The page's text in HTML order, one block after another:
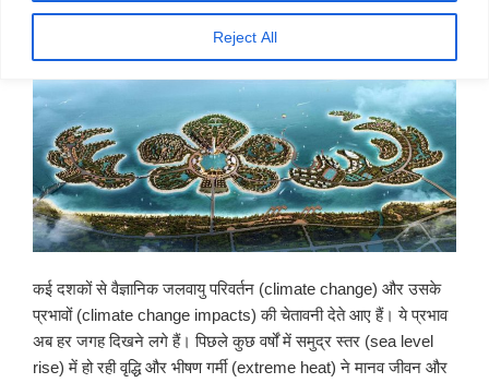
Reject All
ज़ुबैर सिद्दिकी
कई दशकों से वैज्ञानिक जलवायु परिवर्तन (climate change) और उसके
प्रभावों (climate change impacts) की चेतावनी देते आए हैं। ये प्रभाव
अब हर जगह दिखने लगे हैं। पिछले कुछ वर्षों में समुद्र स्तर (sea level
rise) में हो रही वृद्धि और भीषण गर्मी (extreme heat) ने मानव जीवन और